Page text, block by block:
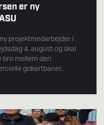
er ny
projektmedarbejder i
4. august og skal
mellem den
gokartbaner.